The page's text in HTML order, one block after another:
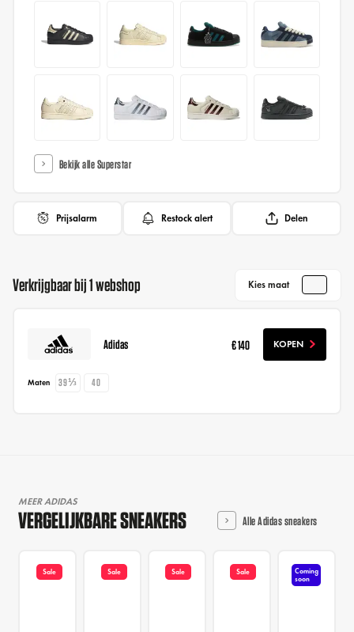
Bekijk alle Superstar
Prijsalarm Restock alert Delen
Verkrijgbaar bij 1 webshop Kies maat
Adidas € 140 KOPEN
Maten 39⅓ 40
MEER ADIDAS
VERGELIJKBARE SNEAKERS Alle Adidas sneakers
Sale Sale Sale Sale
Coming
soon